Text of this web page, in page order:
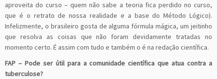
aproveita do curso – quem não sabe a teoria fica perdido no curso,
que é o retrato de nossa realidade e a base do Método Lógico).
Infelizmente, o brasileiro gosta de alguma fórmula mágica, um jeitinho
que resolva as coisas que não foram devidamente tratadas no
momento certo. É assim com tudo e também o é na redação científica.
FAP – Pode ser útil para a comunidade científica que atua contra a
tuberculose?